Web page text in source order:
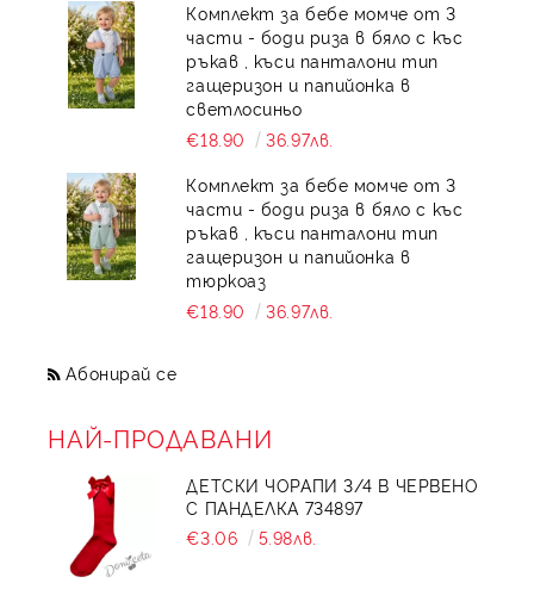
Комплект за бебе момче от 3
части - боди риза в бяло с къс
ръкав , къси панталони тип
гащеризон и папийонка в
светлосиньо
€18.90
36.97лв.
Комплект за бебе момче от 3
части - боди риза в бяло с къс
ръкав , къси панталони тип
гащеризон и папийонка в
тюркоаз
€18.90
36.97лв.
Абонирай се
НАЙ-ПРОДАВАНИ
ДЕТСКИ ЧОРАПИ 3/4 В ЧЕРВЕНО
С ПАНДЕЛКА 734897
€3.06
5.98лв.